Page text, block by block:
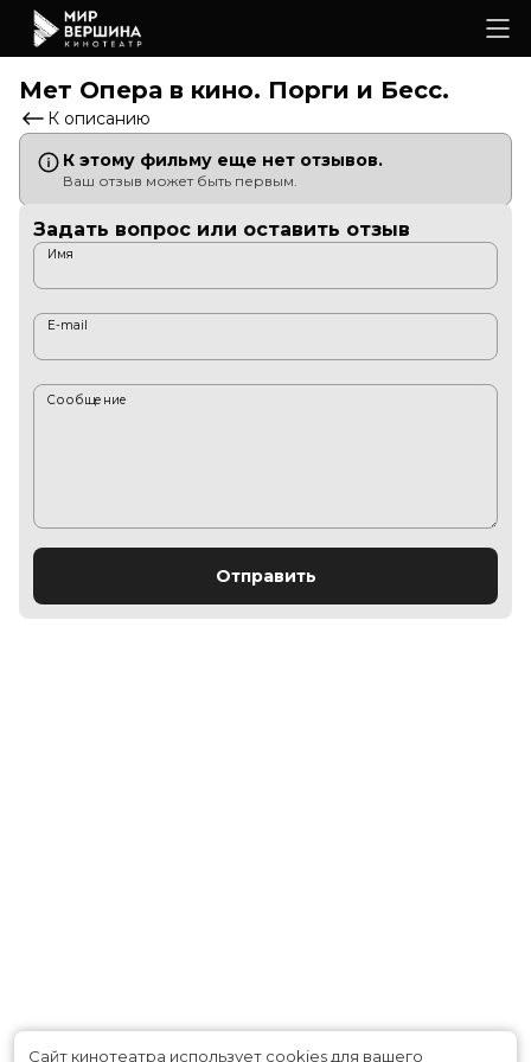
Мет Опера в кино. Порги и Бесс.
К описанию
К этому фильму еще нет отзывов.
Ваш отзыв может быть первым.
Задать вопрос или оставить отзыв
Имя
E-mail
Сообщение
Отправить
Сайт кинотеатра использует cookies для вашего